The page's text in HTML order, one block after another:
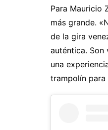
Para Mauricio
más grande.
de la gira
auténtica. Son
una
trampolín para